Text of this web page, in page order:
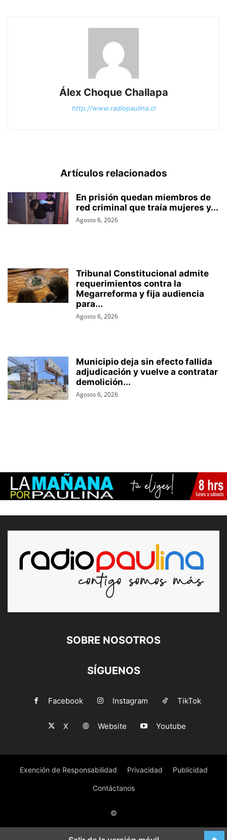
Álex Choque Challapa
http://www.radiopaulina.cl
Artículos relacionados
En prisión quedan miembros de
red criminal que traía mujeres y...
Agosto 6, 2026
Tribunal Constitucional admite
requerimientos contra la
Megarreforma y fija audiencia
para...
Agosto 6, 2026
Municipio deja sin efecto fallida
adjudicación y vuelve a contratar
demolición...
Agosto 6, 2026
SOBRE NOSOTROS
SÍGUENOS
Facebook Instagram TikTok
X Website Youtube
Exención de Responsabilidad Privacidad Publicidad
Contáctanos
©